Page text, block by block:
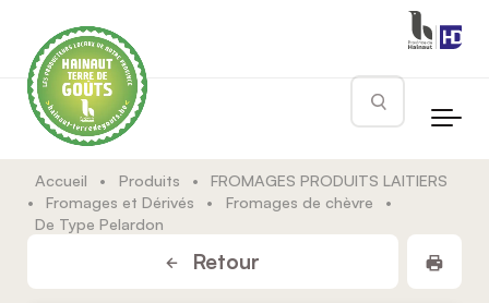
Rechercher
Accueil • Produits •
FROMAGES PRODUITS LAITIERS
•
Fromages et Dérivés • Fromages de chèvre
•
De Type Pelardon
Retour